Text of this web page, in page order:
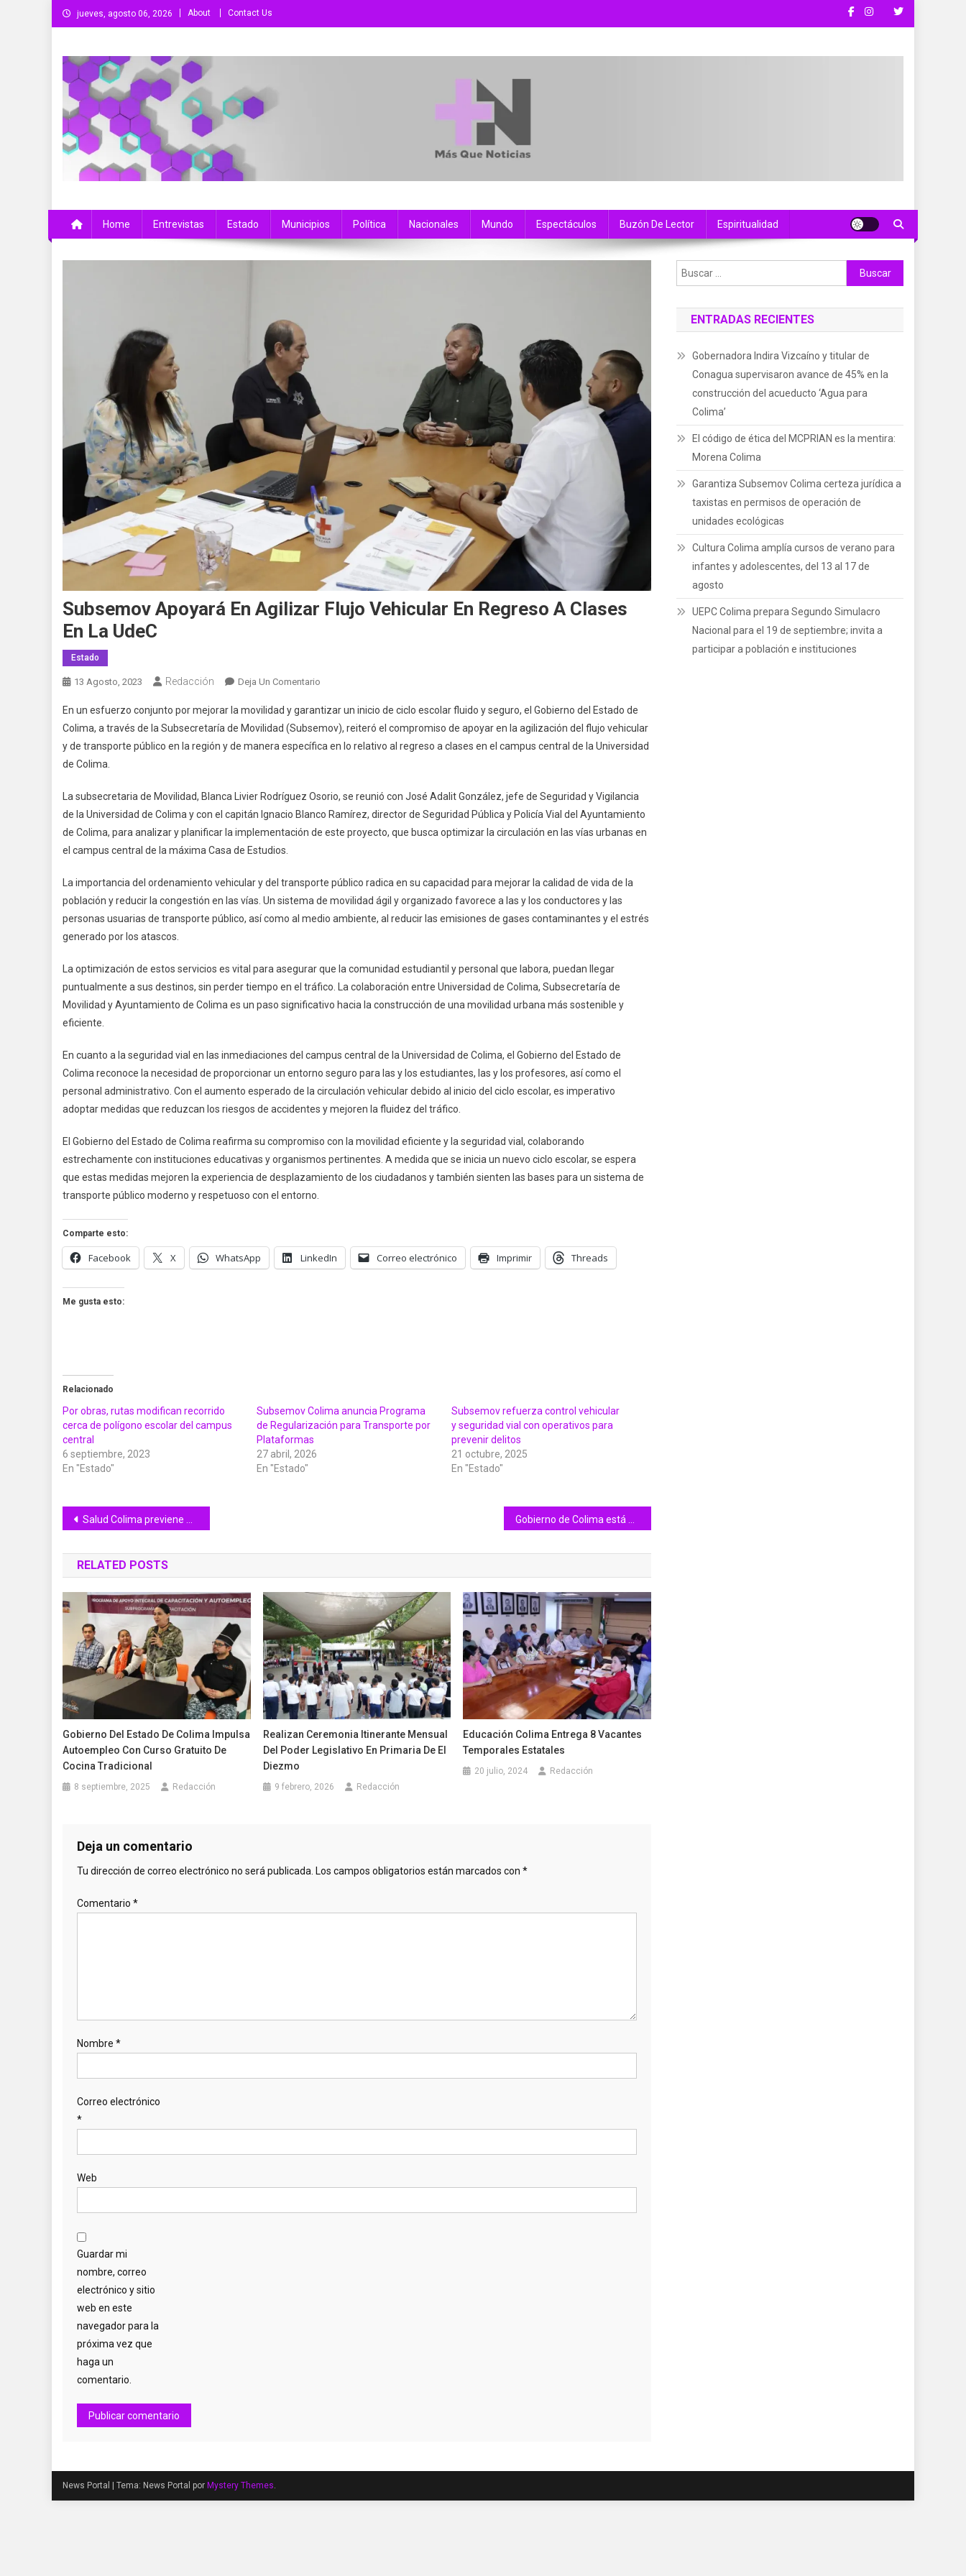
Saltar
al
jueves, agosto 06, 2026 About Contact Us
Home Entrevistas Estado Municipios Política Nacionales Mundo Espectáculos Buzón De Lector Espiritualidad
Subsemov Apoyará En Agilizar Flujo Vehicular En Regreso A Clases
En La UdeC
Estado
13 Agosto, 2023 Redacción Deja Un Comentario
Apoyará
En
Agilizar
En
Regreso
A
La
UdeC
En un esfuerzo conjunto por mejorar la movilidad y garantizar un inicio de ciclo escolar fluido y seguro, el Gobierno del Estado de
Colima, a través de la Subsecretaría de Movilidad (Subsemov), reiteró el compromiso de apoyar en la agilización del flujo vehicular
y de transporte público en la región y de manera específica en lo relativo al regreso a clases en el campus central de la Universidad
de Colima.
La subsecretaria de Movilidad, Blanca Livier Rodríguez Osorio, se reunió con José Adalit González, jefe de Seguridad y Vigilancia
de la Universidad de Colima y con el capitán Ignacio Blanco Ramírez, director de Seguridad Pública y Policía Vial del Ayuntamiento
de Colima, para analizar y planificar la implementación de este proyecto, que busca optimizar la circulación en las vías urbanas en
el campus central de la máxima Casa de Estudios.
La importancia del ordenamiento vehicular y del transporte público radica en su capacidad para mejorar la calidad de vida de la
población y reducir la congestión en las vías. Un sistema de movilidad ágil y organizado favorece a las y los conductores y las
personas usuarias de transporte público, así como al medio ambiente, al reducir las emisiones de gases contaminantes y el estrés
generado por los atascos.
La optimización de estos servicios es vital para asegurar que la comunidad estudiantil y personal que labora, puedan llegar
puntualmente a sus destinos, sin perder tiempo en el tráfico. La colaboración entre Universidad de Colima, Subsecretaría de
Movilidad y Ayuntamiento de Colima es un paso significativo hacia la construcción de una movilidad urbana más sostenible y
eficiente.
En cuanto a la seguridad vial en las inmediaciones del campus central de la Universidad de Colima, el Gobierno del Estado de
Colima reconoce la necesidad de proporcionar un entorno seguro para las y los estudiantes, las y los profesores, así como el
personal administrativo. Con el aumento esperado de la circulación vehicular debido al inicio del ciclo escolar, es imperativo
adoptar medidas que reduzcan los riesgos de accidentes y mejoren la fluidez del tráfico.
El Gobierno del Estado de Colima reafirma su compromiso con la movilidad eficiente y la seguridad vial, colaborando
estrechamente con instituciones educativas y organismos pertinentes. A medida que se inicia un nuevo ciclo escolar, se espera
que estas medidas mejoren la experiencia de desplazamiento de los ciudadanos y también sienten las bases para un sistema de
transporte público moderno y respetuoso con el entorno.
Comparte esto:
Facebook X WhatsApp LinkedIn Correo electrónico Imprimir Threads
Me gusta esto:
Relacionado
Por obras, rutas modifican recorrido
cerca de polígono escolar del campus
central
6 septiembre, 2023
En "Estado"
Subsemov Colima anuncia Programa
de Regularización para Transporte por
Plataformas
27 abril, 2026
En "Estado"
Subsemov refuerza control vehicular
y seguridad vial con operativos para
prevenir delitos
21 octubre, 2025
En "Estado"
Navegación
de
entradas
Salud Colima previene por riesgos de hipertensión arterial
RELATED POSTS
Gobierno Del Estado De Colima Impulsa
Autoempleo Con Curso Gratuito De
Cocina Tradicional
8 septiembre, 2025 Redacción
Realizan Ceremonia Itinerante Mensual
Del Poder Legislativo En Primaria De El
Diezmo
9 febrero, 2026 Redacción
Educación Colima Entrega 8 Vacantes
Temporales Estatales
20 julio, 2024 Redacción
Deja un comentario
Tu dirección de correo electrónico no será publicada. Los campos obligatorios están marcados con *
Comentario *
Nombre *
Correo electrónico
*
Web
Guardar mi
nombre, correo
electrónico y sitio
web en este
navegador para la
próxima vez que
haga un
comentario.
Buscar:
ENTRADAS RECIENTES
Gobernadora Indira Vizcaíno y titular de
Conagua supervisaron avance de 45% en la
construcción del acueducto ‘Agua para
Colima’
El código de ética del MCPRIAN es la mentira:
Morena Colima
Garantiza Subsemov Colima certeza jurídica a
taxistas en permisos de operación de
unidades ecológicas
Cultura Colima amplía cursos de verano para
infantes y adolescentes, del 13 al 17 de
agosto
UEPC Colima prepara Segundo Simulacro
Nacional para el 19 de septiembre; invita a
participar a población e instituciones
News Portal Tema: News Portal por Mystery Themes.